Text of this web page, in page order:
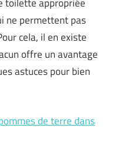
ne permettent pas
cela, il en existe
offre un avantage
astuces pour bien
de terre dans